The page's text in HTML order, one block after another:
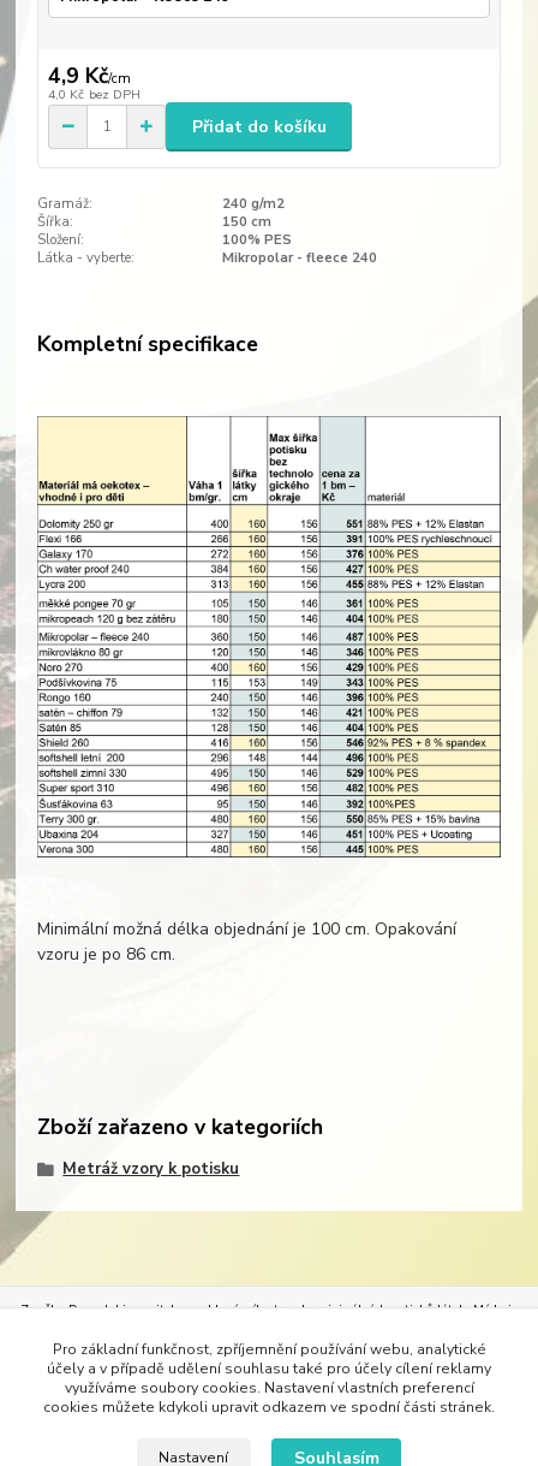
4,9 Kč/cm
4,0 Kč bez DPH
Přidat do košíku
Gramáž:
240 g/m2
Šířka:
150 cm
Složení:
100% PES
Látka - vyberte:
Mikropolar - fleece 240
Kompletní specifikace
Minimální možná délka objednání je 100 cm. Opakování
vzoru je po 86 cm.
Zboží zařazeno v kategoriích
Metráž vzory k potisku
Značka Demedal je nositelem exkluzívního trendu originálních potisků látek.Móda je
i pracovního stylu. Vždy nejlépe padne oděv, který se nechá na míru ušít. Originálním
potiskem vhodné látky si dopřejete dokonalé dámské šaty – svatební, společenské, šaty
do tanečních, tuniky, kabáty, kalhoty či třeba alespoň trička. Do divadel lze s
designem a hned máte nové tapety, ubrusy, přehozy na postele, paravány nebo závěsy.
Pro základní funkčnost, zpříjemnění používání webu, analytické
účely a v případě udělení souhlasu také pro účely cílení reklamy
využíváme soubory cookies. Nastavení vlastních preferencí
cookies můžete kdykoli upravit odkazem ve spodní části stránek.
Nastavení Souhlasím